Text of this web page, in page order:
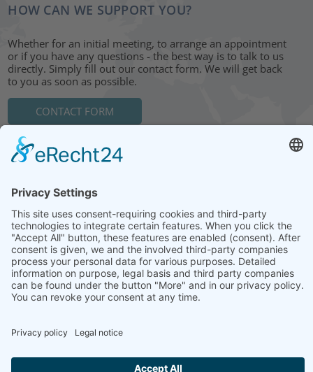
HOW CAN WE SUPPORT YOU?
Whether for an initial meeting, to arrange an appointment
or if you have any questions - the best way is to talk to us
directly. Simply fill out our contact form. We will get back
to you as soon as possible.
CONTACT FORM
Hohe Straße 11
04107 Leipzig
Tel.: +49 341 22 54 13 50
info@steinbeis-mediation.com
Mediation
Training and further education offers